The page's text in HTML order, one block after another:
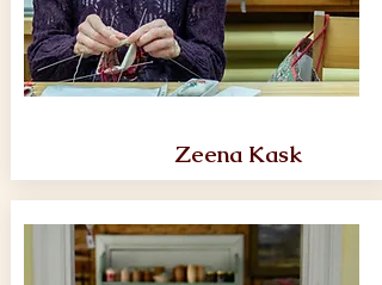
Zeena Kask